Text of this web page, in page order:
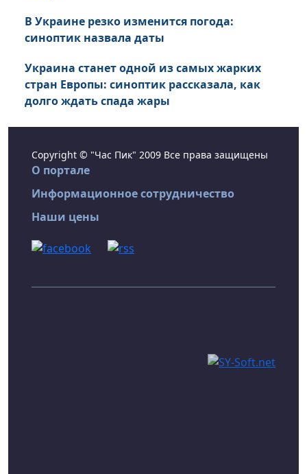
В Украине резко изменится погода:
синоптик назвала даты
Украина станет одной из самых жарких
стран Европы: синоптик рассказала, как
долго ждать спада жары
Copyright © "Час Пик" 2009 Все права защищены
О портале
Информационное сотрудничество
Наши цены